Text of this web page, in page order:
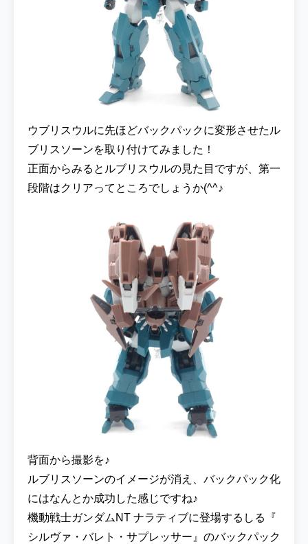
ウブリスウルに先ほどバックパックに変形させたル
ブリスソーンを取り付けてみました！
正面からみるとルブリスウルの見た目ですが、第一
段階はクリアってところでしょうか(^^♪
背面から撮影を♪
ルブリスソーンのイメージが消え、バックパック化
にはなんとか成功した感じですね♪
機動戦士ガンダムNT ナラティブに登場するしる『
シルヴァ・バレト・サプレッサー』のバックパック